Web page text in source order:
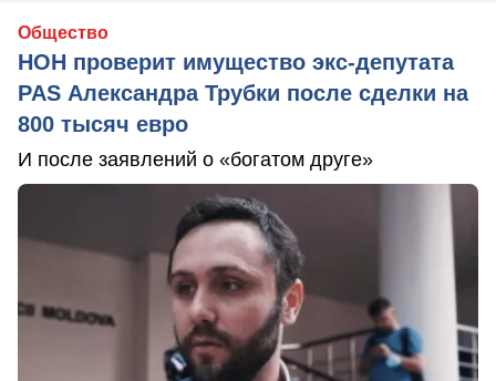
Общество
НОН проверит имущество экс-депутата
PAS Александра Трубки после сделки на
800 тысяч евро
И после заявлений о «богатом друге»